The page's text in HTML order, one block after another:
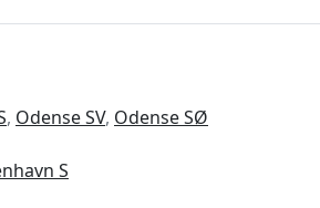
, Odense SV, Odense SØ
S